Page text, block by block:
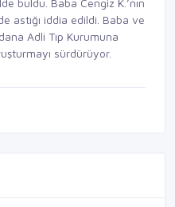
astığı iddia edildi. Baba ve
Adli Tıp Kurumuna
sürdürüyor.